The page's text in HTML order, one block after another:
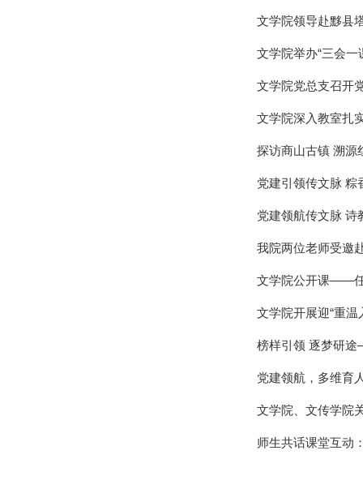
文学院领导赴黟县
文学院举办“三会
文学院党总支召开
文学院深入教室扎
探访商山古镇 溯
党建引领传文脉
党建领航传文脉
我院两位老师受邀
文学院公开课——
文学院开展迎“重
榜样引领 逐梦研
党建领航，多维育
文学院、文传学院
师生共话课堂互动